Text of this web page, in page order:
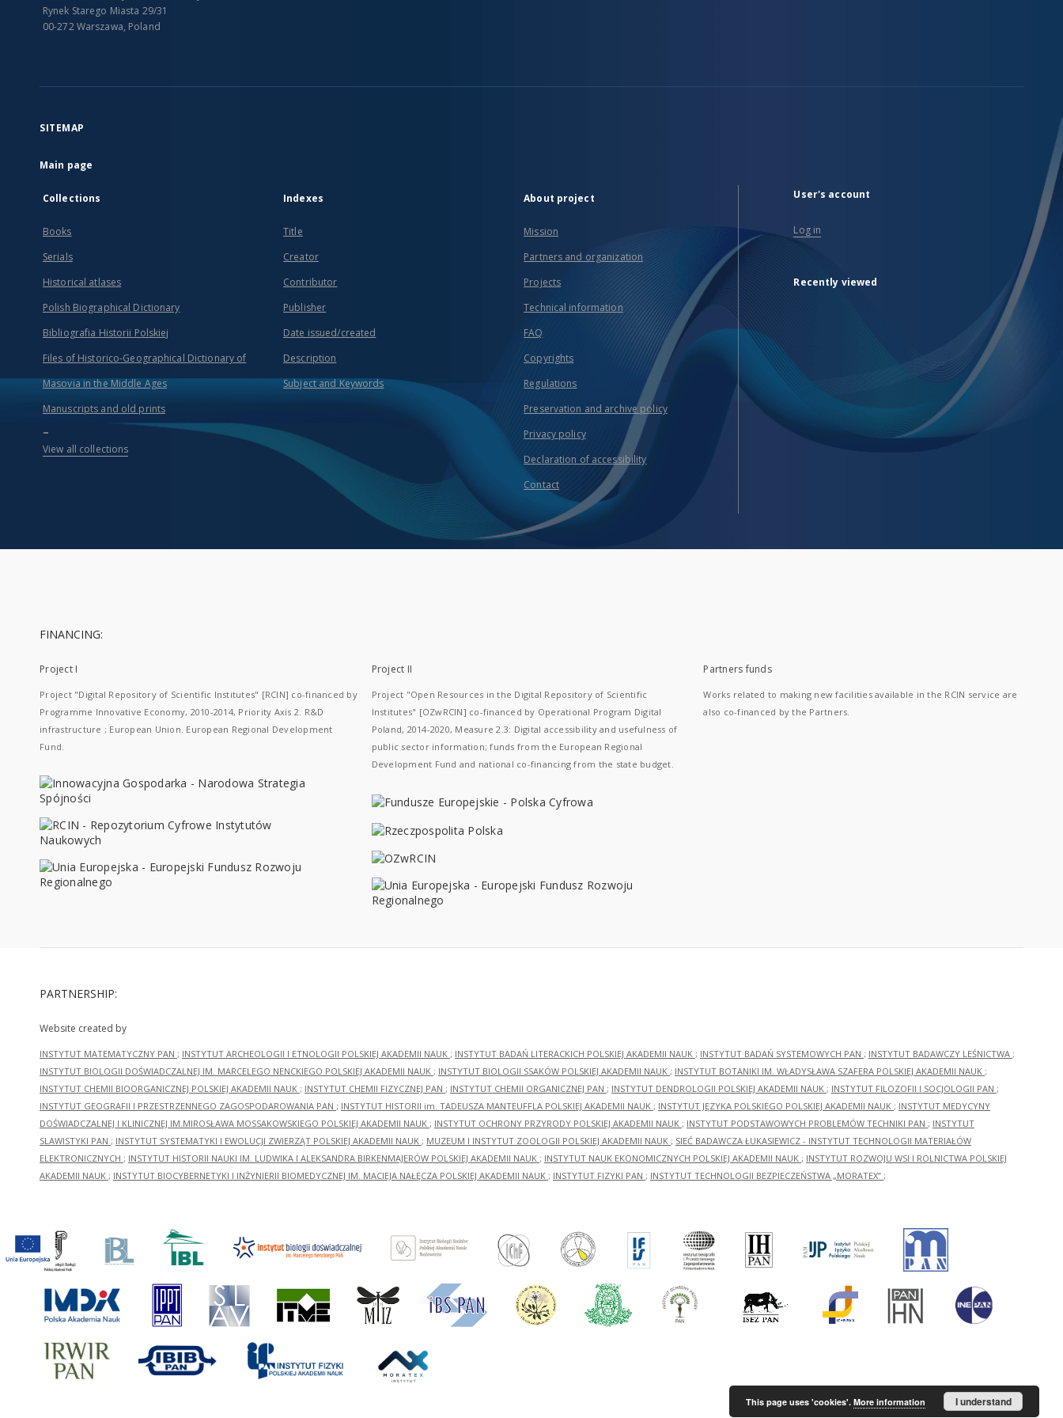
Rynek Starego Miasta 29/31
00-272 Warszawa, Poland
SITEMAP
Main page
Collections
Books
Serials
Historical atlases
Polish Biographical Dictionary
Bibliografia Historii Polskiej
Files of Historico-Geographical Dictionary of
Masovia in the Middle Ages
Manuscripts and old prints
...
View all collections
Indexes
Title
Creator
Contributor
Publisher
Date issued/created
Description
Subject and Keywords
About project
Mission
Partners and organization
Projects
Technical information
FAQ
Copyrights
Regulations
Preservation and archive policy
Privacy policy
Declaration of accessibility
Contact
User's account
Log in
Recently viewed
FINANCING:
Project I
Project "Digital Repository of Scientific Institutes" [RCIN] co-financed by
Programme Innovative Economy, 2010-2014, Priority Axis 2. R&D
infrastructure ; European Union. European Regional Development
Fund.
Project II
Project "Open Resources in the Digital Repository of Scientific
Institutes" [OZwRCIN] co-financed by Operational Program Digital
Poland, 2014-2020, Measure 2.3: Digital accessibility and usefulness of
public sector information; funds from the European Regional
Development Fund and national co-financing from the state budget.
Partners funds
Works related to making new facilities available in the RCIN service are
also co-financed by the Partners.
PARTNERSHIP:
Website created by
INSTYTUT MATEMATYCZNY PAN ; INSTYTUT ARCHEOLOGII I ETNOLOGII POLSKIEJ AKADEMII NAUK ; INSTYTUT BADAŃ LITERACKICH POLSKIEJ AKADEMII NAUK ; INSTYTUT BADAŃ SYSTEMOWYCH PAN ; INSTYTUT BADAWCZY LEŚNICTWA ;
INSTYTUT BIOLOGII DOŚWIADCZALNEJ IM. MARCELEGO NENCKIEGO POLSKIEJ AKADEMII NAUK ; INSTYTUT BIOLOGII SSAKÓW POLSKIEJ AKADEMII NAUK ; INSTYTUT BOTANIKI IM. WŁADYSŁAWA SZAFERA POLSKIEJ AKADEMII NAUK ;
INSTYTUT CHEMII BIOORGANICZNEJ POLSKIEJ AKADEMII NAUK ; INSTYTUT CHEMII FIZYCZNEJ PAN ; INSTYTUT CHEMII ORGANICZNEJ PAN ; INSTYTUT DENDROLOGII POLSKIEJ AKADEMII NAUK ; INSTYTUT FILOZOFII I SOCJOLOGII PAN ;
INSTYTUT GEOGRAFII I PRZESTRZENNEGO ZAGOSPODAROWANIA PAN ; INSTYTUT HISTORII im. TADEUSZA MANTEUFFLA POLSKIEJ AKADEMII NAUK ; INSTYTUT JĘZYKA POLSKIEGO POLSKIEJ AKADEMII NAUK ; INSTYTUT MEDYCYNY
DOŚWIADCZALNEJ I KLINICZNEJ IM.MIROSŁAWA MOSSAKOWSKIEGO POLSKIEJ AKADEMII NAUK ; INSTYTUT OCHRONY PRZYRODY POLSKIEJ AKADEMII NAUK ; INSTYTUT PODSTAWOWYCH PROBLEMÓW TECHNIKI PAN ; INSTYTUT
SLAWISTYKI PAN ; INSTYTUT SYSTEMATYKI I EWOLUCJI ZWIERZĄT POLSKIEJ AKADEMII NAUK ; MUZEUM I INSTYTUT ZOOLOGII POLSKIEJ AKADEMII NAUK ; SIEĆ BADAWCZA ŁUKASIEWICZ - INSTYTUT TECHNOLOGII MATERIAŁÓW
ELEKTRONICZNYCH ; INSTYTUT HISTORII NAUKI IM. LUDWIKA I ALEKSANDRA BIRKENMAJERÓW POLSKIEJ AKADEMII NAUK ; INSTYTUT NAUK EKONOMICZNYCH POLSKIEJ AKADEMII NAUK ; INSTYTUT ROZWOJU WSI I ROLNICTWA POLSKIEJ
AKADEMII NAUK ; INSTYTUT BIOCYBERNETYKI I INŻYNIERII BIOMEDYCZNEJ IM. MACIEJA NAŁĘCZA POLSKIEJ AKADEMII NAUK ; INSTYTUT FIZYKI PAN ; INSTYTUT TECHNOLOGII BEZPIECZEŃSTWA „MORATEX” ;
This page uses 'cookies'. More information I understand